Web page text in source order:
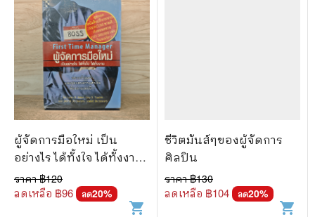
ผู้จัดการมือใหม่ เป็น
อย่างไร ได้ทั้งใจ ได้ทั้งงาน -
Lorren B.Belker
ราคา ฿120
ลดเหลือ ฿96 ลด20%
shopping_cart
ชีวิตมันส์ๆของผู้จัดการ
ศิลปิน
ราคา ฿130
ลดเหลือ ฿104 ลด20%
shopping_cart